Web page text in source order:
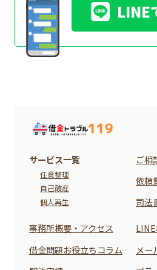
LINE
サービス一覧
任意整理
自己破産
個人再生
ご相
依頼
司法
事務所概要・アクセス
借金問題お役立ちコラム
メー